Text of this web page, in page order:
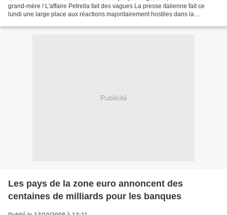
grand-mère ! L'affaire Petrella fait des vagues La presse italienne fait ce
lundi une large place aux réactions majoritairement hostiles dans la
Publicité
Les pays de la zone euro annoncent des
centaines de milliards pour les banques